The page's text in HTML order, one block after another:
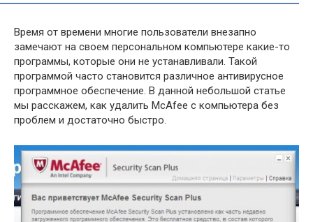
Время от времени многие пользователи внезапно
замечают на своем персональном компьютере какие-то
программы, которые они не устанавливали. Такой
программой часто становится различное антивирусное
программное обеспечение. В данной небольшой статье
мы расскажем, как удалить McAfee с компьютера без
проблем и достаточно быстро.